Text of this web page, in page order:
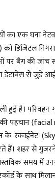
का एक घना
डिजिटल
पर बैग की जांच
डेटाबेस से जुड़े
हुई है। परिवहन
की पहचान
के 'स्काईनेट'
हैं। शहर से
समय में
के साथ